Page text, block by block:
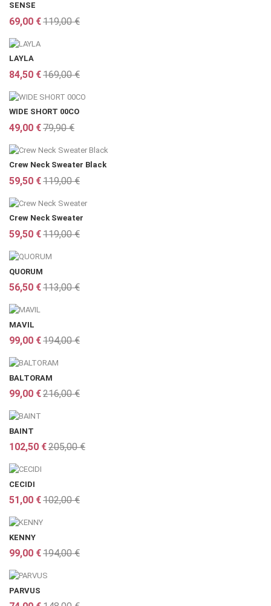
SENSE
69,00 €119,00 €
LAYLA
84,50 €169,00 €
WIDE SHORT 00CO
49,00 €79,90 €
Crew Neck Sweater Black
59,50 €119,00 €
Crew Neck Sweater
59,50 €119,00 €
QUORUM
56,50 €113,00 €
MAVIL
99,00 €194,00 €
BALTORAM
99,00 €216,00 €
BAINT
102,50 €205,00 €
CECIDI
51,00 €102,00 €
KENNY
99,00 €194,00 €
PARVUS